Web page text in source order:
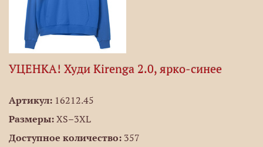
УЦЕНКА! Худи Kirenga 2.0, ярко-синее
Артикул: 16212.45
Размеры: XS–3XL
Доступное количество: 357